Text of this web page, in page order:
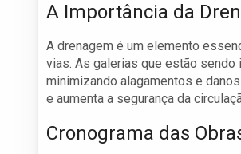
A Importância da
A drenagem é um elemento
vias. As galerias que estão sendo
minimizando alagamentos e
e aumenta a segurança da
Cronograma das